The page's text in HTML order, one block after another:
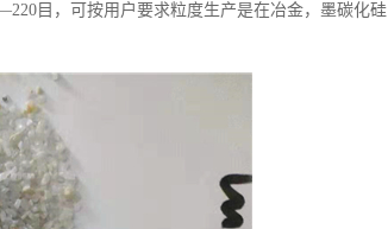
目，可按用户要求粒度生产是在冶金，墨碳化